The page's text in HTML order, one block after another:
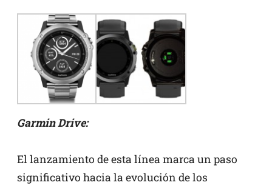
Garmin Drive:
El lanzamiento de esta línea marca un paso
significativo hacia la evolución de los